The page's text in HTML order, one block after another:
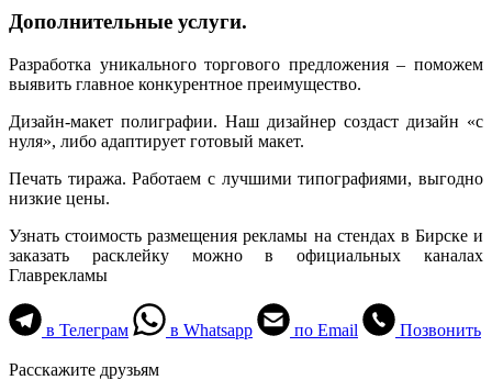
Дополнительные услуги.
Разработка уникального торгового предложения – поможем
выявить главное конкурентное преимущество.
Дизайн-макет полиграфии. Наш дизайнер создаст дизайн «с
нуля», либо адаптирует готовый макет.
Печать тиража. Работаем с лучшими типографиями, выгодно
низкие цены.
Узнать стоимость размещения рекламы на стендах в Бирске и
заказать расклейку можно в официальных каналах
Главрекламы
в Телеграм в Whatsapp по Email Позвонить
Расскажите друзьям